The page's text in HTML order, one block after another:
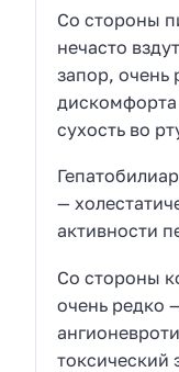
Со стороны
нечасто
запор,
сухость во
—
активности
Со стороны
очень редко
токсический